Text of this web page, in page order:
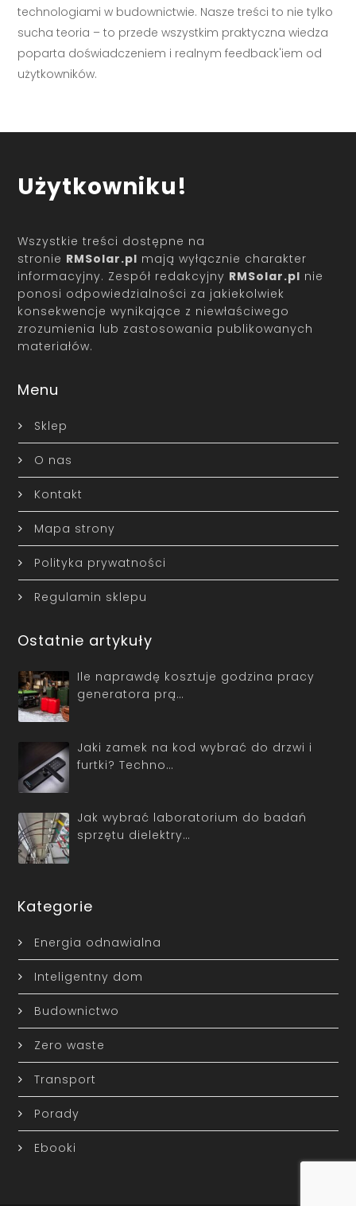
technologiami w budownictwie. Nasze treści to nie tylko
sucha teoria – to przede wszystkim praktyczna wiedza
poparta doświadczeniem i realnym feedback'iem od
użytkowników.
Użytkowniku!
Wszystkie treści dostępne na
stronie RMSolar.pl mają wyłącznie charakter
informacyjny. Zespół redakcyjny RMSolar.pl nie
ponosi odpowiedzialności za jakiekolwiek
konsekwencje wynikające z niewłaściwego
zrozumienia lub zastosowania publikowanych
materiałów.
Menu
Sklep
O nas
Kontakt
Mapa strony
Polityka prywatności
Regulamin sklepu
Ostatnie artykuły
Ile naprawdę kosztuje godzina pracy
generatora prą…
Jaki zamek na kod wybrać do drzwi i
furtki? Techno…
Jak wybrać laboratorium do badań
sprzętu dielektry…
Kategorie
Energia odnawialna
Inteligentny dom
Budownictwo
Zero waste
Transport
Porady
Ebooki